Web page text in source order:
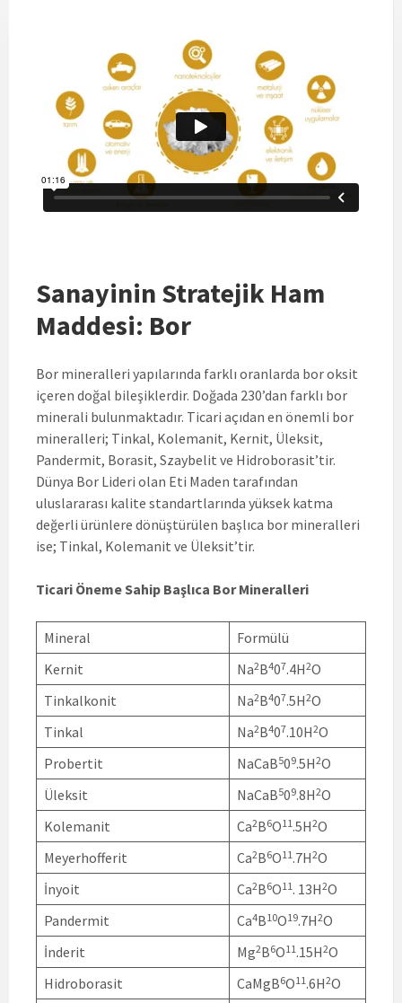
Sanayinin Stratejik Ham
Maddesi: Bor
Bor mineralleri yapılarında farklı oranlarda bor oksit
içeren doğal bileşiklerdir. Doğada 230’dan farklı bor
minerali bulunmaktadır. Ticari açıdan en önemli bor
mineralleri; Tinkal, Kolemanit, Kernit, Üleksit,
Pandermit, Borasit, Szaybelit ve Hidroborasit’tir.
Dünya Bor Lideri olan Eti Maden tarafından
uluslararası kalite standartlarında yüksek katma
değerli ürünlere dönüştürülen başlıca bor mineralleri
ise; Tinkal, Kolemanit ve Üleksit’tir.
Ticari Öneme Sahip Başlıca Bor Mineralleri
Mineral
Formülü
Kernit
Na2B407.4H2O
Tinkalkonit
Na2B407.5H2O
Tinkal
Na2B407.10H2O
Probertit
NaCaB509.5H2O
Üleksit
NaCaB509.8H2O
Kolemanit
Ca2B6O11 .5H2O
Meyerhofferit
Ca2B6O11 .7H2O
İnyoit
Ca2B6O11 . 13H2O
Pandermit
Ca4B10O19.7H2O
İnderit
Mg2B6O11 .15H2O
Hidroborasit
CaMgB6O11 .6H2O